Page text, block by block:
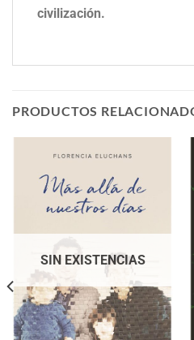
civilización.
PRODUCTOS
SIN EXISTENCIAS